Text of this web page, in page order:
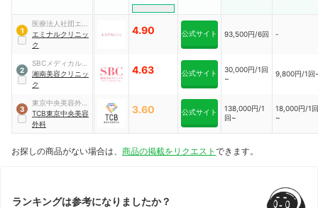
1
医療法人社団エミ
ナル
エミナルクリニッ
ク
4.90 公式サイト 93,500円/6回 -
2
SBCメディカルグ
ループ
湘南美容クリニッ
ク
4.63 公式サイト
30,000円/1回
~
9,800円/1回
3
東京中央美容外科
（TCB）
TCB東京中央美容
外科
3.60 公式サイト
138,000円/1
回~
18,000円/1回
~
お探しの商品がない場合は、 商品の掲載をリクエスト できます。
ランキングは参考になりましたか？